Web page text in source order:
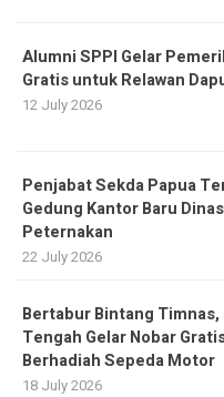
Alumni SPPI Gelar
Gratis untuk Relawan
12 July 2026
Penjabat Sekda Papua
Gedung Kantor Baru
Peternakan
22 July 2026
Bertabur Bintang
Tengah Gelar Nobar
Berhadiah Sepeda Motor
18 July 2026